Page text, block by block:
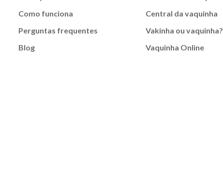
Como funciona
Perguntas frequentes
Blog
Central da vaquinha
Vakinha ou vaquinha?
Vaquinha Online